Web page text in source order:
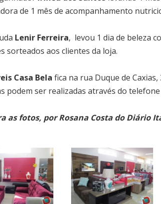
de 1 mês de acompanhamento
Lenir Ferreira, levou 1 dia de beleza
sorteados aos clientes da loja.
Casa Bela fica na rua Duque de
podem ser realizadas através do telefone
as fotos, por Rosana Costa do Diário